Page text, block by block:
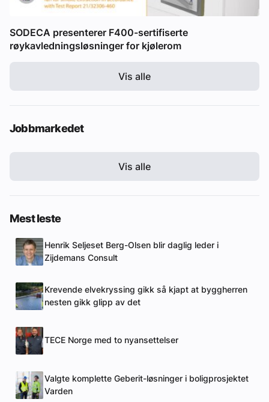
SODECA presenterer F400-sertifiserte
røykavledningsløsninger for kjølerom
Vis alle
Jobbmarkedet
Vis alle
Mest leste
Henrik Seljeset Berg-Olsen blir daglig leder i
Zijdemans Consult
Krevende elvekryssing gikk så kjapt at byggherren
nesten gikk glipp av det
TECE Norge med to nyansettelser
Valgte komplette Geberit-løsninger i boligprosjektet
Varden